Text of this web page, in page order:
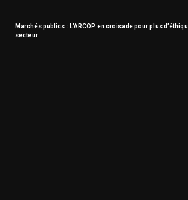
Marchés publics : L’ARCOP en croisade pour plus
secteur